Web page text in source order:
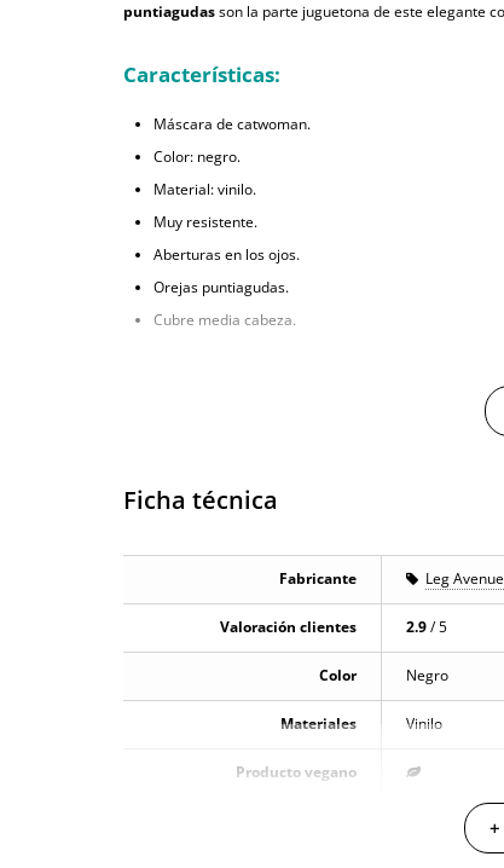
puntiagudasson la parte juguetona de este elegante
Características:
Máscara de catwoman.
Color: negro.
Material: vinilo.
Muy resistente.
Aberturas en los ojos.
Orejas puntiagudas.
Cubre media cabeza.
Ficha técnica
Fabricante Leg Avenue
Valoración clientes 2.9/ 5
Color Negro
Materiales Vinilo
Producto vegano